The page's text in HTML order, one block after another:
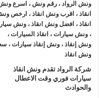
اجزاء سياراتك.
لدينا
افضل ونش انقاذ
اقرب ونش انقاذ سيارات
سعر بدون رسوم اضافية
سيارات
يوجد ونش انقاذ سيارات
الأسبوع.
شركة الرواد تقدم ونش انقاذ
سيارات فوري وقت الاعطال
والحوادث